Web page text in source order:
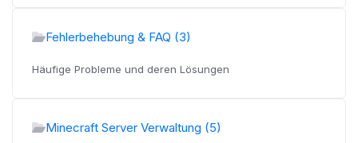
Fehlerbehebung & FAQ (3)
Häufige Probleme und deren Lösungen
Minecraft Server Verwaltung (5)